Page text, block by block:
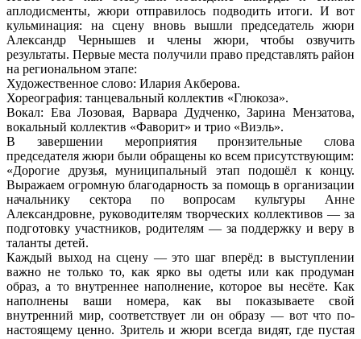
аплодисменты, жюри отправилось подводить итоги. И вот
кульминация: на сцену вновь вышли председатель жюри
Александр Чернышев и члены жюри, чтобы озвучить
результаты. Первые места получили право представлять район
на региональном этапе:
Художественное слово: Илария Акберова.
Хореография: танцевальный коллектив «Глюкоза».
Вокал: Ева Лозовая, Варвара Дудченко, Зарина Мензатова,
вокальный коллектив «Фаворит» и трио «Виэль».
В завершении мероприятия пронзительные слова
председателя жюри были обращены ко всем присутствующим:
«Дорогие друзья, муниципальный этап подошёл к концу.
Выражаем огромную благодарность за помощь в организации
начальнику сектора по вопросам культуры Анне
Александровне, руководителям творческих коллективов — за
подготовку участников, родителям — за поддержку и веру в
таланты детей.
Каждый выход на сцену — это шаг вперёд: в выступлении
важно не только то, как ярко вы одеты или как продуман
образ, а то внутреннее наполнение, которое вы несёте. Как
наполнены ваши номера, как вы показываете свой
внутренний мир, соответствует ли он образу — вот что по-
настоящему ценно. Зритель и жюри всегда видят, где пустая